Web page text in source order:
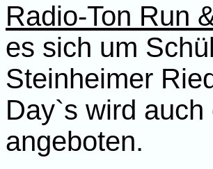
Radio-Ton Run
es sich um
Steinheimer
Day`s wird
angeboten.